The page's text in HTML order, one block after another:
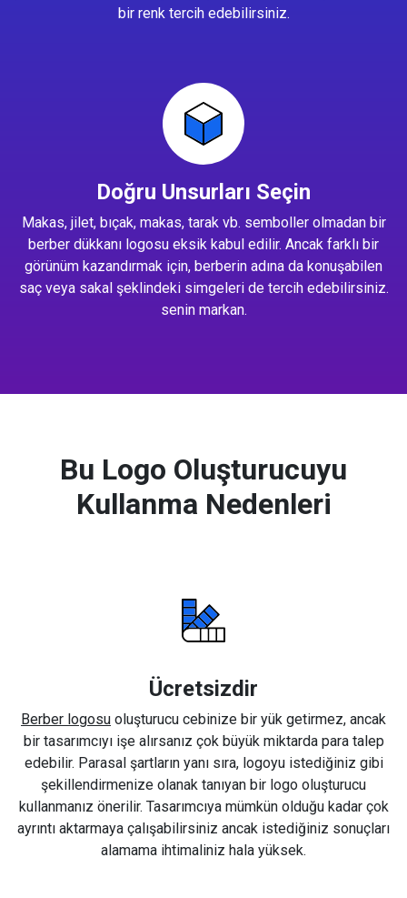
bir renk tercih edebilirsiniz.
Doğru Unsurları Seçin
Makas, jilet, bıçak, makas, tarak vb. semboller olmadan bir
berber dükkanı logosu eksik kabul edilir. Ancak farklı bir
görünüm kazandırmak için, berberin adına da konuşabilen
saç veya sakal şeklindeki simgeleri de tercih edebilirsiniz.
senin markan.
Bu Logo Oluşturucuyu
Kullanma Nedenleri
Ücretsizdir
Berber logosu oluşturucu cebinize bir yük getirmez, ancak
bir tasarımcıyı işe alırsanız çok büyük miktarda para talep
edebilir. Parasal şartların yanı sıra, logoyu istediğiniz gibi
şekillendirmenize olanak tanıyan bir logo oluşturucu
kullanmanız önerilir. Tasarımcıya mümkün olduğu kadar çok
ayrıntı aktarmaya çalışabilirsiniz ancak istediğiniz sonuçları
alamama ihtimaliniz hala yüksek.